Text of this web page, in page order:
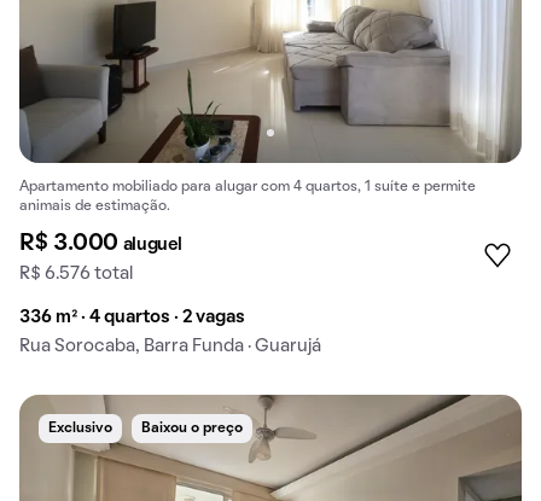
Apartamento mobiliado para alugar com 4 quartos, 1 suíte e permite
animais de estimação.
R$ 3.000 aluguel
R$ 6.576 total
336 m² · 4 quartos · 2 vagas
Rua Sorocaba, Barra Funda · Guarujá
Exclusivo Baixou o preço